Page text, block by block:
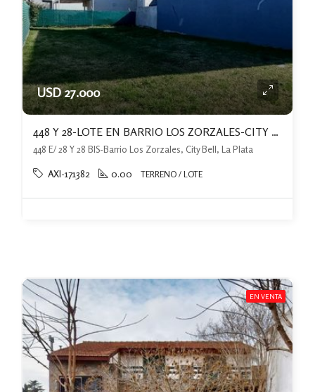
USD 27.000
448 Y 28-LOTE EN BARRIO LOS ZORZALES-CITY BELL
448 E/ 28 Y 28 BIS-Barrio Los Zorzales, City Bell, La Plata
AXI-171382 0.00 TERRENO / LOTE
EN VENTA